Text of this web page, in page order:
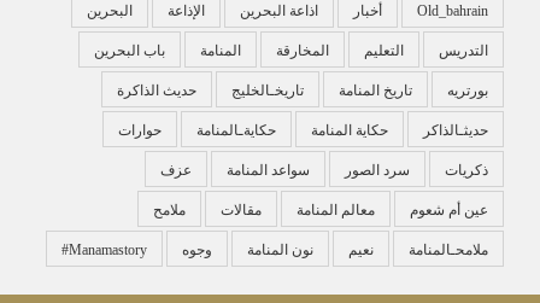
Old_bahrain أخبار اذاعة البحرين الإذاعة البحرين
التدريس التعليم المخارقة المنامة باب البحرين
بورتريه تاريخ المنامة تاريخـالخليج حديث الذاكرة
حديثـالذاكر حكاية المنامة حكايةـالمنامة حوارات
ذكريات سرد الصور سواعد المنامة عزف
عين أم شعوم معالم المنامة مقالات ملامح
ملامحـالمنامة نعيم نون المنامة وجوه ‏#manamastory